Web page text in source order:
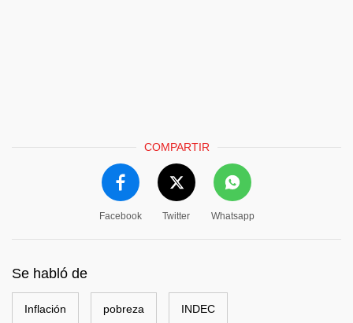
COMPARTIR
Facebook Twitter Whatsapp
Se habló de
Inflación pobreza INDEC